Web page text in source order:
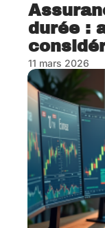
durée :
11 mars 2026